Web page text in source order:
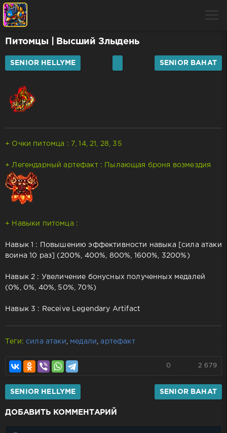
Питомцы | Высший Злыдень
SENIOR HELLYME SENIOR BAHAT
+ Очки питомца : 7, 14, 21, 28, 35
+ Легендарный артефакт : Пылающая броня возмездия
+ Навыки питомца :
Навык 1 : Повышению эффективности навыка [сила атаки
воина 10 раз] (200%, 400%, 800%, 1600%, 3200%)
Навык 2 : Увеличение бонусных полученных медалей
(0%, 0%, 40%, 50%, 70%)
Навык 3 : Receive Legendary Artifact
Теги: сила атаки медали ,артефакт
0 2 679
SENIOR HELLYME SENIOR BAHAT
ДОБАВИТЬ КОММЕНТАРИЙ